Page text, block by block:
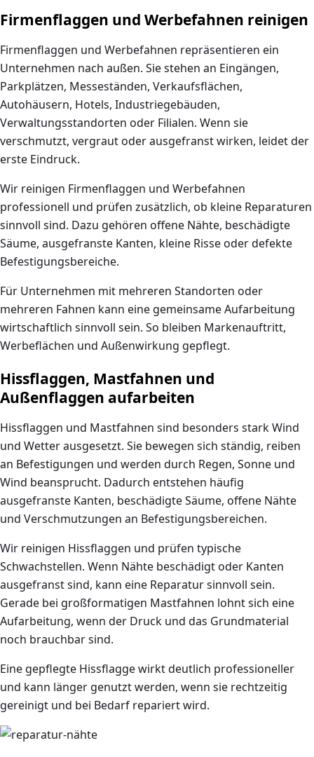
Firmenflaggen und Werbefahnen reinigen
Firmenflaggen und Werbefahnen repräsentieren ein
Unternehmen nach außen. Sie stehen an Eingängen,
Parkplätzen, Messeständen, Verkaufsflächen,
Autohäusern, Hotels, Industriegebäuden,
Verwaltungsstandorten oder Filialen. Wenn sie
verschmutzt, vergraut oder ausgefranst wirken, leidet der
erste Eindruck.
Wir reinigen Firmenflaggen und Werbefahnen
professionell und prüfen zusätzlich, ob kleine Reparaturen
sinnvoll sind. Dazu gehören offene Nähte, beschädigte
Säume, ausgefranste Kanten, kleine Risse oder defekte
Befestigungsbereiche.
Für Unternehmen mit mehreren Standorten oder
mehreren Fahnen kann eine gemeinsame Aufarbeitung
wirtschaftlich sinnvoll sein. So bleiben Markenauftritt,
Werbeflächen und Außenwirkung gepflegt.
Hissflaggen, Mastfahnen und
Außenflaggen aufarbeiten
Hissflaggen und Mastfahnen sind besonders stark Wind
und Wetter ausgesetzt. Sie bewegen sich ständig, reiben
an Befestigungen und werden durch Regen, Sonne und
Wind beansprucht. Dadurch entstehen häufig
ausgefranste Kanten, beschädigte Säume, offene Nähte
und Verschmutzungen an Befestigungsbereichen.
Wir reinigen Hissflaggen und prüfen typische
Schwachstellen. Wenn Nähte beschädigt oder Kanten
ausgefranst sind, kann eine Reparatur sinnvoll sein.
Gerade bei großformatigen Mastfahnen lohnt sich eine
Aufarbeitung, wenn der Druck und das Grundmaterial
noch brauchbar sind.
Eine gepflegte Hissflagge wirkt deutlich professioneller
und kann länger genutzt werden, wenn sie rechtzeitig
gereinigt und bei Bedarf repariert wird.